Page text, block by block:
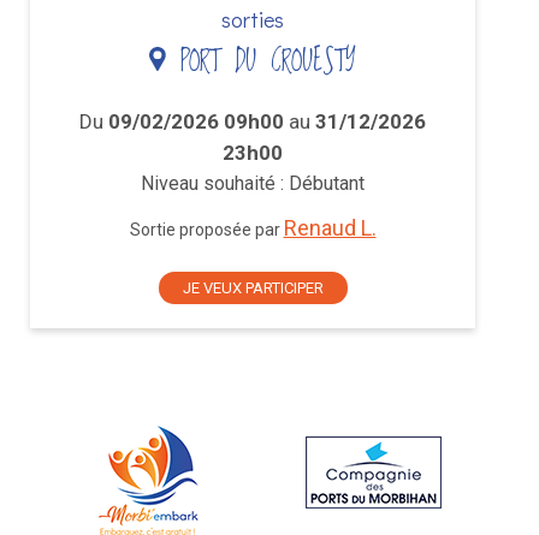
sorties
PORT DU CROUESTY
Du 09/02/2026 09h00 au 31/12/2026
23h00
Niveau souhaité : Débutant
Sortie proposée par Renaud L.
JE VEUX PARTICIPER